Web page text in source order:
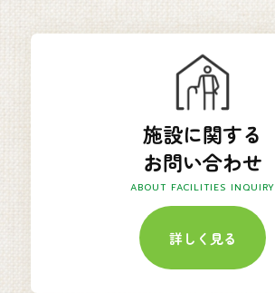
施設に関する
お問い合わせ
ABOUT FACILITIES INQUIRY
詳しく見る